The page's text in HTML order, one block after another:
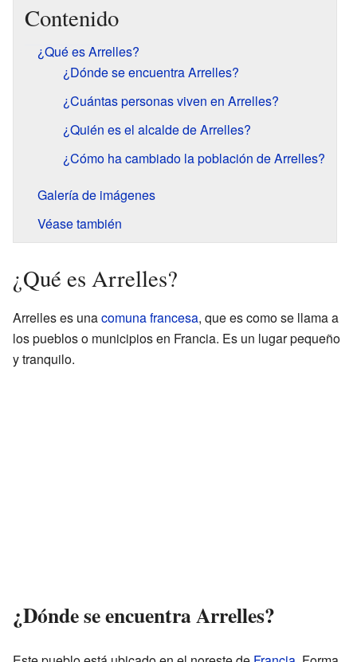
Contenido
¿Qué es Arrelles?
¿Dónde se encuentra Arrelles?
¿Cuántas personas viven en Arrelles?
¿Quién es el alcalde de Arrelles?
¿Cómo ha cambiado la población de Arrelles?
Galería de imágenes
Véase también
¿Qué es Arrelles?
Arrelles es unacomuna francesa, que es como se llama a
los pueblos o municipios en Francia. Es un lugar pequeño
y tranquilo.
¿Dónde se encuentra Arrelles?